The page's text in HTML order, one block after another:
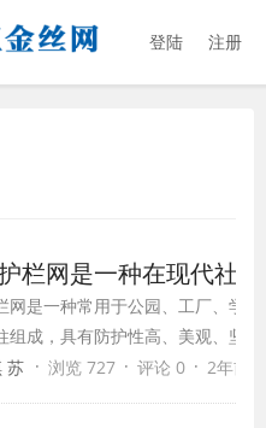
登陆 注册
栏网是一种在现代社
网是一种常用于公园、工厂、学
组成，具有防护性高、美观、坚
一种不可或缺的围栏产品，为我
苏 · 浏览 727 · 评论 0 · 2年前